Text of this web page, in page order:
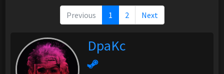
Previous 1 2 Next
DpaKc